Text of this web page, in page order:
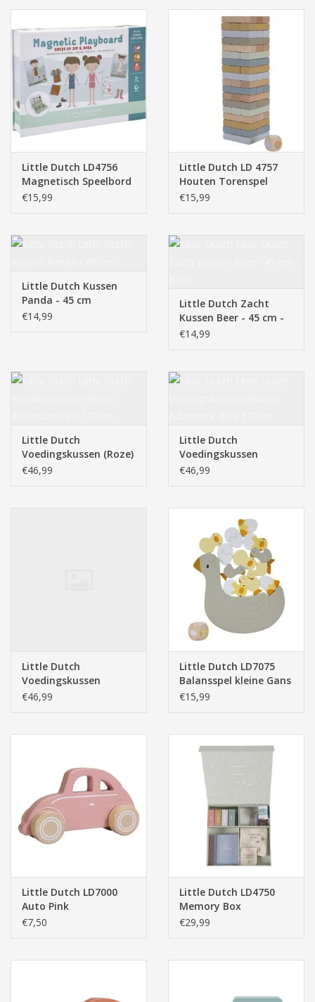
Contact/Locatie
Veiligheid
Pasen
Little Dutch LD4756
Magnetisch Speelbord
- Dress Up Jim & Rosa
€15,99
Little Dutch LD 4757
Houten Torenspel
€15,99
Little Dutch Kussen
Panda - 45 cm
€14,99
Little Dutch Zacht
Kussen Beer - 45 cm -
Bruin
€14,99
Little Dutch
Voedingskussen (Roze)
Adventure Pink 170cm
€46,99
Little Dutch
Voedingskussen
(Blauw) Adventure Blue
€46,99
Little Dutch
Voedingskussen
(Groen) Adventure
€46,99
Little Dutch LD7075
Balansspel kleine Gans
- Little Goose
€15,99
Little Dutch LD7000
Auto Pink
€7,50
Little Dutch LD4750
Memory Box
€29,99